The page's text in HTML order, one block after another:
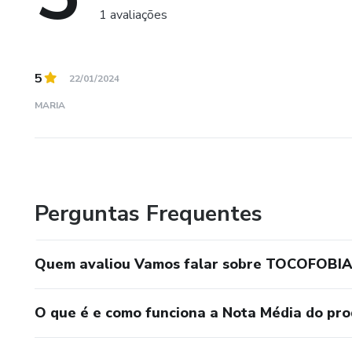
1 avaliações
5 22/01/2024
MARIA
Perguntas Frequentes
Quem avaliou Vamos falar sobre
O que é e como funciona a Nota Média do